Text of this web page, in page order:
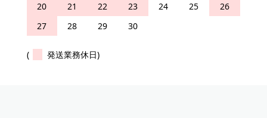
20
21 22 23 24 25
26
27
28 29 30
( 発送業務休日)